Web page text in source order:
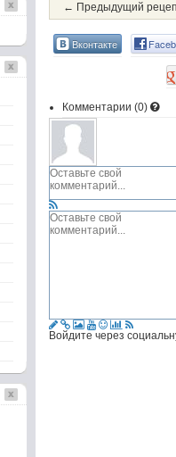
← Предыдущий
Вконтакте
Комментарии (0)
Войдите через